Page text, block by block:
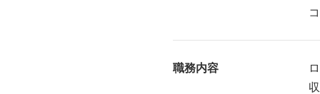
職務内容